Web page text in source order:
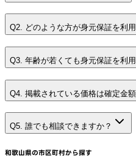
Q2. どのような方が身元保証を利
Q3. 年齢が若くても身元保証を利
Q4. 掲載されている価格は確定金
Q5. 誰でも相談できますか？
和歌山県の市区町村から探す